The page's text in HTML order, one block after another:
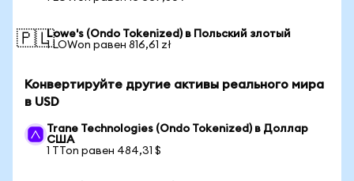
🇵🇱Lowe's (Ondo Tokenized) в Польский злотый
1 LOWon равен 816,61 zł
Конвертируйте другие активы реального мира
в USD
Trane Technologies (Ondo Tokenized) в Доллар
США
1 TTon равен 484,31 $